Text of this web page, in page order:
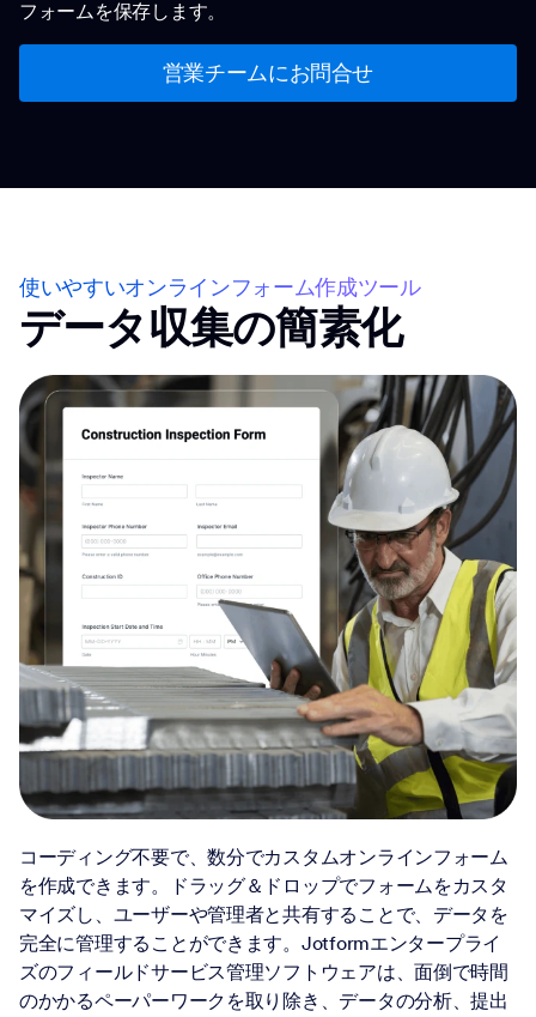
フォームを保存します。
営業チームにお問合せ
使いやすいオンラインフォーム作成ツール
データ収集の簡素化
コーディング不要で、数分でカスタムオンラインフォーム
を作成できます。ドラッグ＆ドロップでフォームをカスタ
マイズし、ユーザーや管理者と共有することで、データを
完全に管理することができます。Jotformエンタープライ
ズのフィールドサービス管理ソフトウェアは、面倒で時間
のかかるペーパーワークを取り除き、データの分析、提出